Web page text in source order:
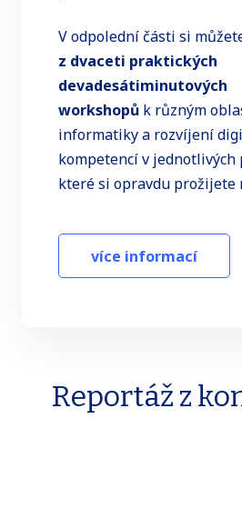
V odpolední části si
z dvaceti praktických
devadesátiminutových
workshopů k různým
informatiky a rozvíjení
kompetencí v jednotlivých
které si opravdu prožijete
více informací
Reportáž z